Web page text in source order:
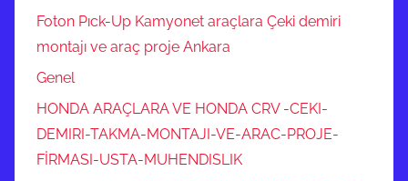
Foton Pıck-Up Kamyonet araçlara Çeki demiri
montajı ve araç proje Ankara
Genel
HONDA ARAÇLARA VE HONDA CRV -CEKI-
DEMIRI-TAKMA-MONTAJI-VE-ARAC-PROJE-
FİRMASI-USTA-MUHENDISLIK